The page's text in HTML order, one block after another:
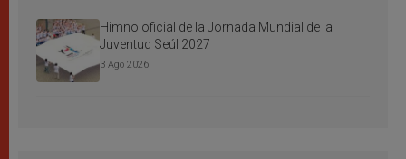
Himno oficial de la Jornada Mundial de la
Juventud Seúl 2027
3 Ago 2026